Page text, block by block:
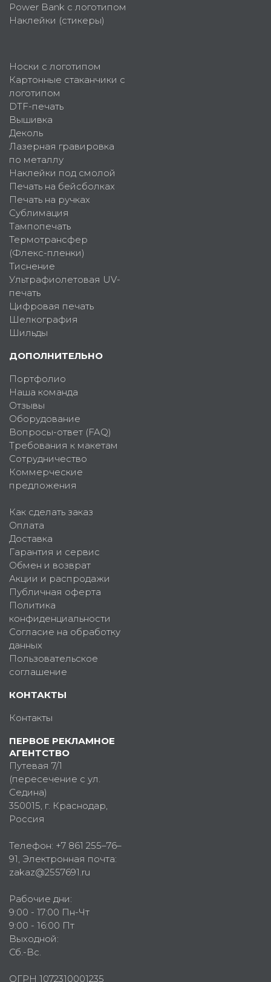
Power Bank с логотипом
Наклейки (стикеры)
Носки с логотипом
Картонные стаканчики с
логотипом
DTF-печать
Вышивка
Деколь
Лазерная гравировка
по металлу
Наклейки под смолой
Печать на бейсболках
Печать на ручках
Сублимация
Тампопечать
Термотрансфер
(Флекс-пленки)
Тиснение
Ультрафиолетовая UV-
печать
Цифровая печать
Шелкография
Шильды
ДОПОЛНИТЕЛЬНО
Портфолио
Наша команда
Отзывы
Оборудование
Вопросы-ответ (FAQ)
Требования к макетам
Сотрудничество
Коммерческие
предложения
Как сделать заказ
Оплата
Доставка
Гарантия и сервис
Обмен и возврат
Акции и распродажи
Публичная оферта
Политика
конфиденциальности
Согласие на обработку
данных
Пользовательское
соглашение
КОНТАКТЫ
Контакты
ПЕРВОЕ РЕКЛАМНОЕ
АГЕНТСТВО
Путевая 7/1
(пересечение с ул.
Седина)
350015 , г. Краснодар,
Россия
Телефон: +7 861 255–76–
91 , Электронная почта:
zakaz@2557691.ru
Рабочие дни:
9:00 - 17:00 Пн-Чт
9:00 - 16:00 Пт
Выходной:
Сб.-Вс.
ОГРН 1072310001235